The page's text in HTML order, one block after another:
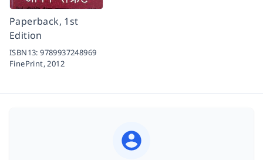
Paperback, 1st
Edition
ISBN13:9789937248969
FinePrint,2012